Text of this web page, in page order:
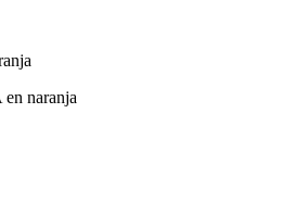
naranja